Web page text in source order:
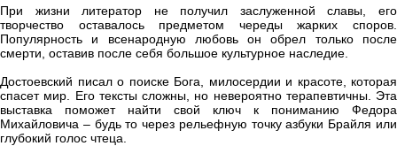
При жизни литератор не получил заслуженной славы, его
творчество оставалось предметом череды жарких споров.
Популярность и всенародную любовь он обрел только после
смерти, оставив после себя большое культурное наследие.
Достоевский писал о поиске Бога, милосердии и красоте, которая
спасет мир. Его тексты сложны, но невероятно терапевтичны. Эта
выставка поможет найти свой ключ к пониманию Федора
Михайловича – будь то через рельефную точку азбуки Брайля или
глубокий голос чтеца.